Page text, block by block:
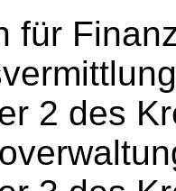
für
2 des